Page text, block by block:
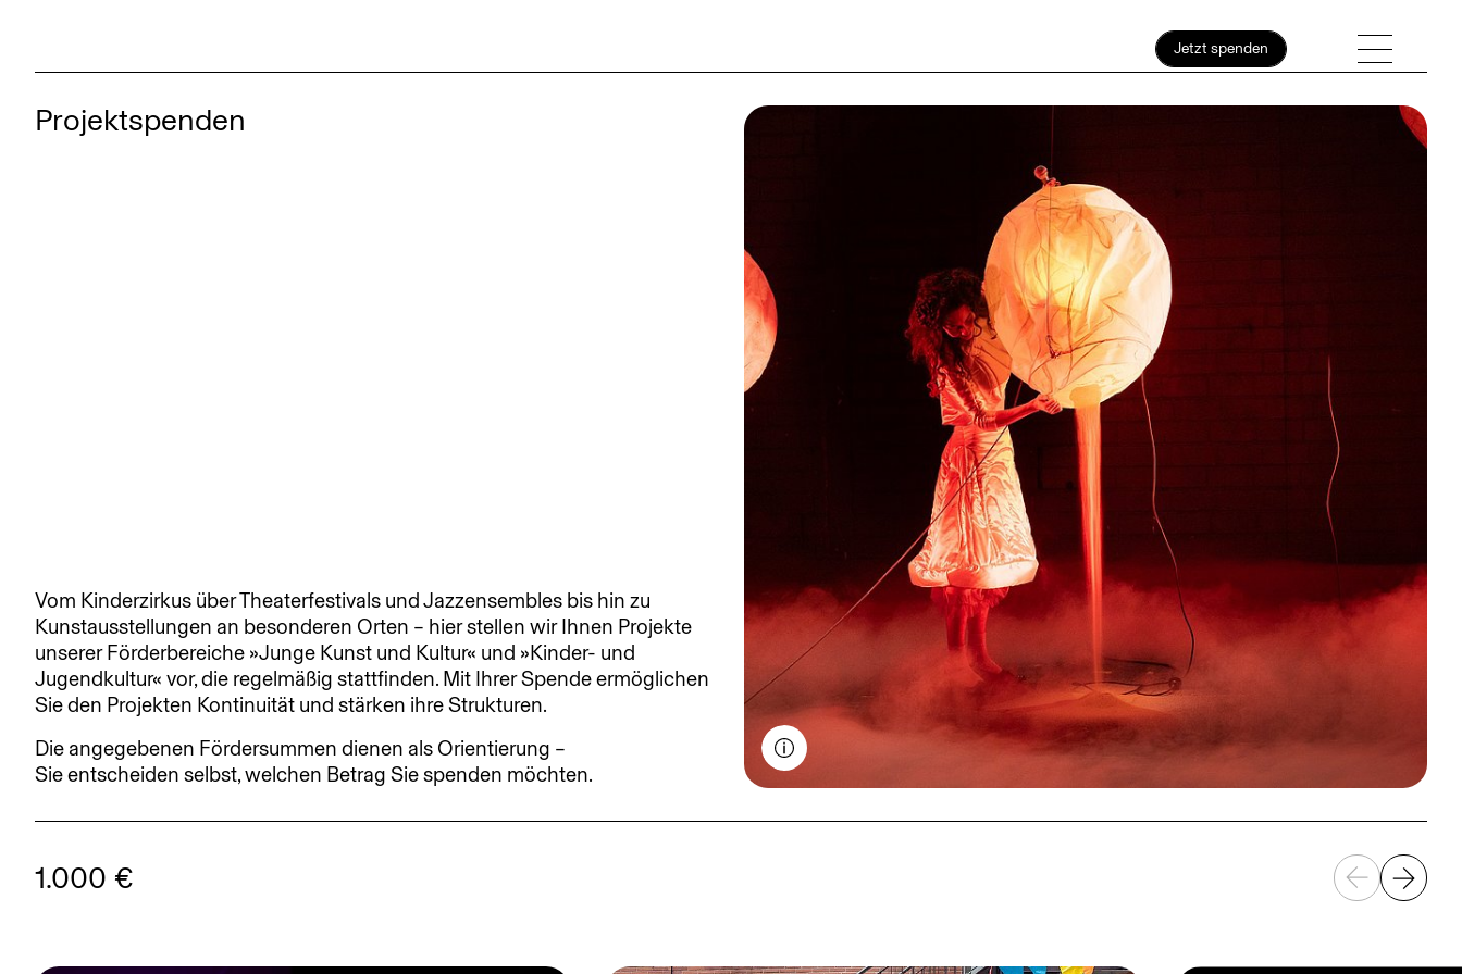
Jetzt spenden
Projektspenden
Vom Kinderzirkus über Theaterfestivals und Jazzensembles bis hin zu
Kunstausstellungen an besonderen Orten – hier stellen wir Ihnen Projekte
unserer Förderbereiche »Junge Kunst und Kultur« und »Kinder- und
Jugendkultur« vor, die regelmäßig stattfinden. Mit Ihrer Spende ermöglichen
Sie den Projekten Kontinuität und stärken ihre Strukturen.
Die angegebenen Fördersummen dienen als Orientierung –
Sie entscheiden selbst, welchen Betrag Sie spenden möchten.
1.000 €